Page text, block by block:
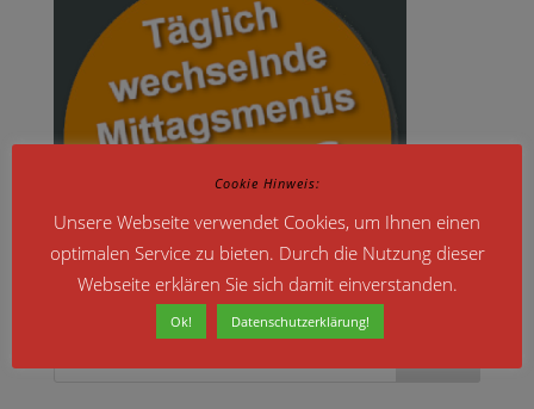
Cookie Hinweis:
Unsere Webseite verwendet Cookies, um Ihnen einen
optimalen Service zu bieten. Durch die Nutzung dieser
Webseite erklären Sie sich damit einverstanden.
Ok! Datenschutzerklärung!